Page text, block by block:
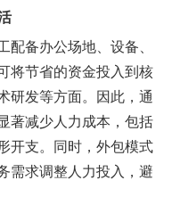
配备办公场地、设备、
将节省的资金投入到核
研发等方面。因此，通
著减少人力成本，包括
开支。同时，外包模式
需求调整人力投入，避